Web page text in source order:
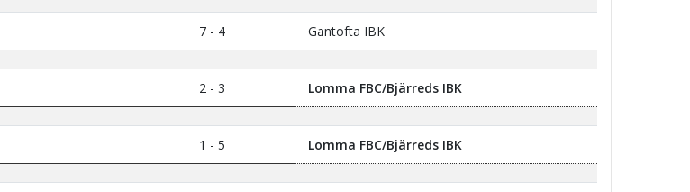
7 - 4 Gantofta IBK
2 - 3 Lomma FBC/Bjärreds IBK
1 - 5 Lomma FBC/Bjärreds IBK